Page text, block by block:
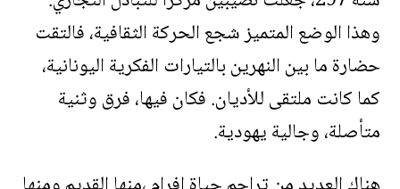
وهذا الوضع المتميز شجع الحركة الثقافية، فالتقت
حضارة ما بين النهرين بالتيارات الفكرية اليونانية،
كما كانت ملتقى للأديان. فكان فيها، فرق وثنية
متأصلة، وجالية يهودية.